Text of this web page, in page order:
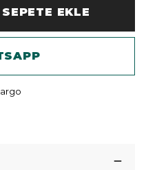
SEPETE EKLE